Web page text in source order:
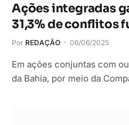
Ações integradas
31,3% de conflitos
Por REDAÇÃO 06/06/2025
Em ações conjuntas com
da Bahia, por meio da